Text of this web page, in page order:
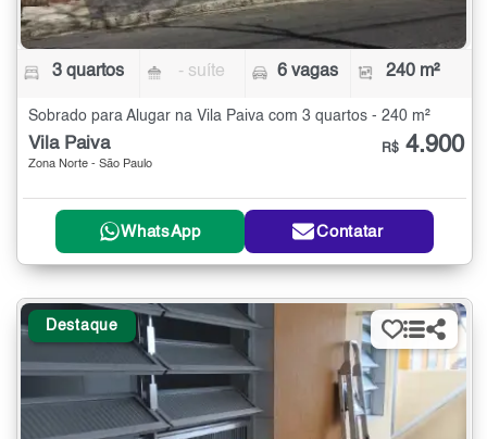
3 quartos - suíte 6 vagas 240 m²
Sobrado para Alugar na Vila Paiva com 3 quartos - 240 m²
Vila Paiva
Zona Norte - São Paulo
R$ 4.900
WhatsApp Contatar
Destaque